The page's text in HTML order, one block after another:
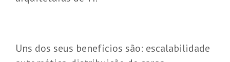
Uns dos seus benefícios são: escalabilidade